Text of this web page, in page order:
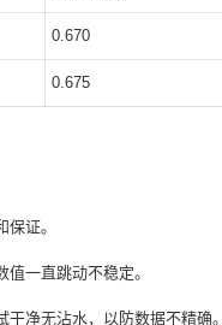
0.670
0.675
证。
一直跳动不稳定。
净无沾水，以防数据不精确。